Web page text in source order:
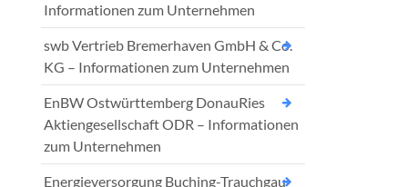
Informationen zum Unternehmen
swb Vertrieb Bremerhaven GmbH & Co.
KG – Informationen zum Unternehmen
EnBW Ostwürttemberg DonauRies
Aktiengesellschaft ODR – Informationen
zum Unternehmen
Energieversorgung Buching-Trauchgau